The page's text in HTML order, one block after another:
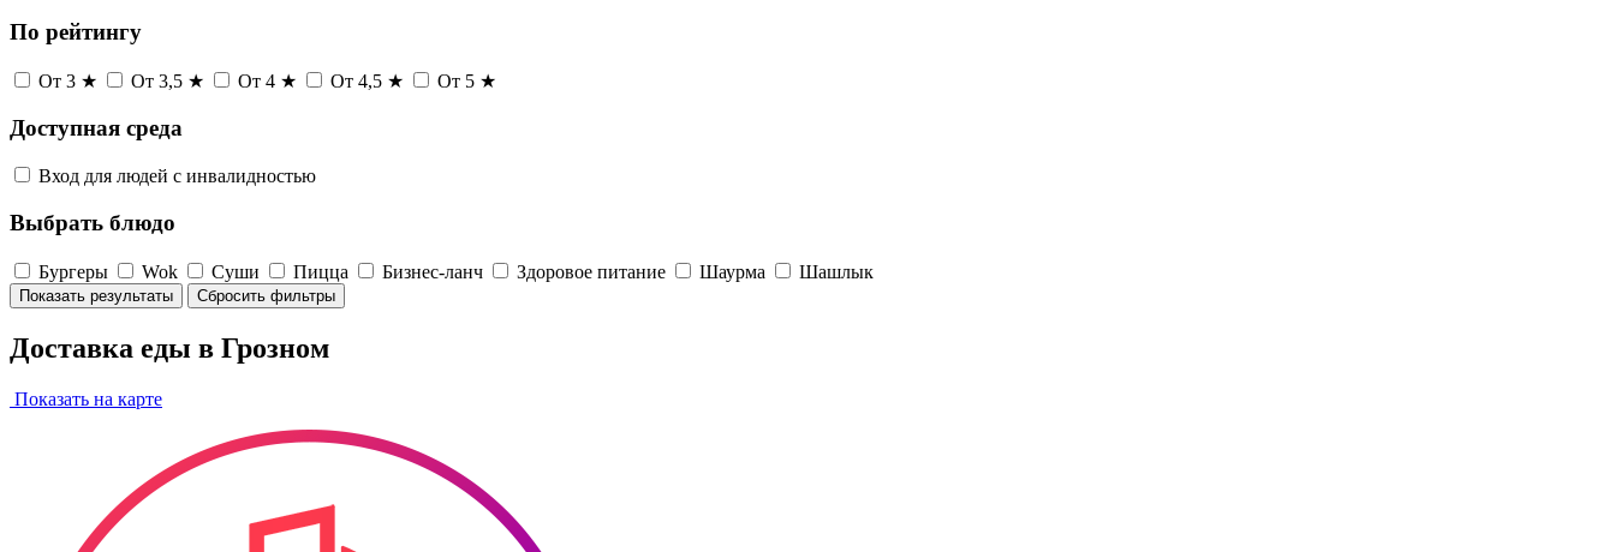
По рейтингу
От 3 ★ От 3,5 ★ От 4 ★ От 4,5 ★ От 5 ★
Доступная среда
Вход для людей с инвалидностью
Выбрать блюдо
Бургеры Wok Суши Пицца Бизнес-ланч Здоровое питание Шаурма Шашлык
Показать результаты Сбросить фильтры
Доставка еды в Грозном
Показать на карте